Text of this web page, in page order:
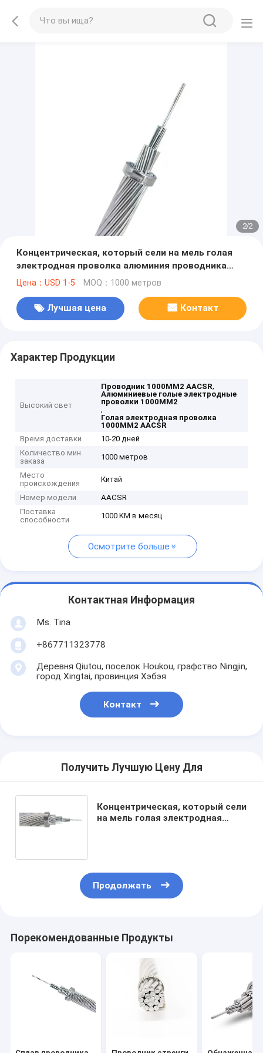
2/2
Концентрическая, который сели на мель голая
электродная проволка алюминия проводника
1000MM2 AACSR
Цена：USD 1-5 MOQ：1000 метров
Лучшая цена Контакт
Характер Продукции
Высокий свет
Проводник 1000MM2 AACSR,
Алюминиевые голые электродные
проволки 1000MM2
,
Голая электродная проволка
1000MM2 AACSR
Время доставки
10-20 дней
Количество мин
заказа
1000 метров
Место
происхождения
Китай
Номер модели
AACSR
Поставка
способности
1000 KM в месяц
Осмотрите больше
Контактная Информация
Ms. Tina
+867711323778
Деревня Qiutou, поселок Houkou, графство Ningjin,
город Xingtai, провинция Хэбэя
Контакт
Получить Лучшую Цену Для
Концентрическая, который сели
на мель голая электродная
Продолжать
Порекомендованные Продукты